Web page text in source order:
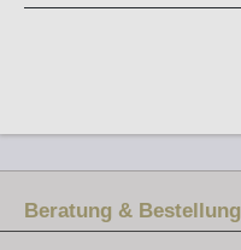
Beratung & Bestellung